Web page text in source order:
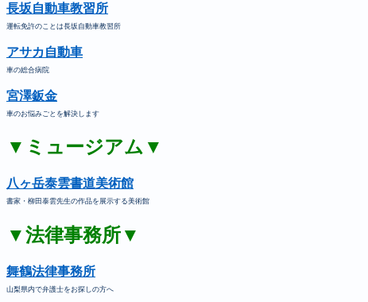
長坂自動車教習所
運転免許のことは長坂自動車教習所
アサカ自動車
車の総合病院
宮澤鈑金
車のお悩みごとを解決します
▼ミュージアム▼
八ヶ岳泰雲書道美術館
書家・柳田泰雲先生の作品を展示する美術館
▼法律事務所▼
舞鶴法律事務所
山梨県内で弁護士をお探しの方へ